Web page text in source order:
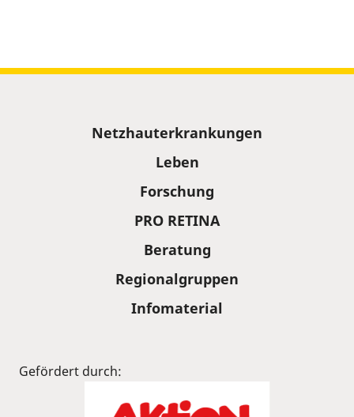
Netzhauterkrankungen
Leben
Forschung
PRO RETINA
Beratung
Regionalgruppen
Infomaterial
Gefördert durch: